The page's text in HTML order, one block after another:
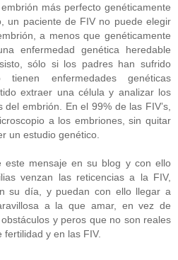
más perfecto genéticamente
un paciente de FIV no puede elegir
a menos que genéticamente
enfermedad genética heredable
sólo si los padres han sufrido
enfermedades genéticas
extraer una célula y analizar los
del embrión. En el 99% de las FIV’s,
a los embriones, sin quitar
un estudio genético.
este mensaje en su blog y con ello
venzan las reticencias a la FIV,
su día, y puedan con ello llegar a
a la que amar, en vez de
y peros que no son reales
y en las FIV.